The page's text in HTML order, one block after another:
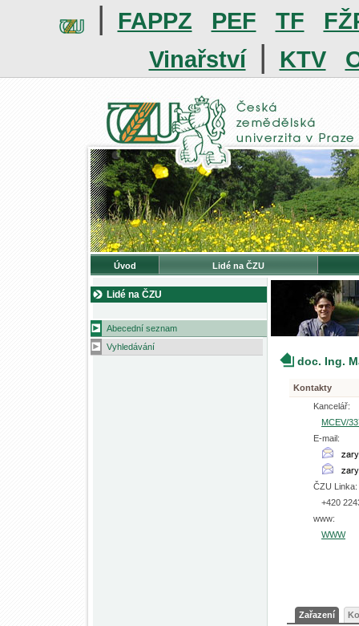
| FAPPZ PEF TF
Vinařství | KTV
Úvod Lidé na ČZU
Lidé na ČZU
Abecední seznam
Vyhledávání
doc. Ing.
Kontakty
Kancelář:
MCEV/
E-mail:
ČZU Linka:
+420
www:
WWW
Zařazení